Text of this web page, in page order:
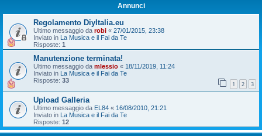
Annunci
Regolamento DiyItalia.eu
Ultimo messaggio da robi « 27/01/2015, 23:38
Inviato in La Musica e il Fai da Te
Risposte: 1
Manutenzione terminata!
Ultimo messaggio da mlessio « 18/11/2019, 11:24
Inviato in La Musica e il Fai da Te
Risposte: 33 1 2 3
Upload Galleria
Ultimo messaggio da EL84 « 16/08/2010, 21:21
Inviato in La Musica e il Fai da Te
Risposte: 12